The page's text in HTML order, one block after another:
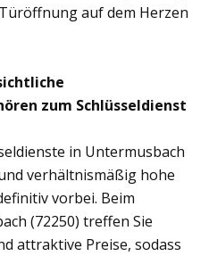
auf dem Herzen
zum Schlüsseldienst
in Untermusbach
verhältnismäßig hohe
vorbei. Beim
(72250) treffen Sie
attraktive Preise, sodass